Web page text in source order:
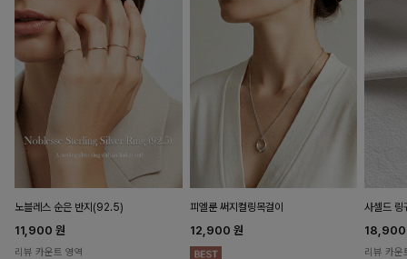
노블레스 순은 반지(92.5)
11,900 원
리뷰 카운트 영역
피엘룬 써지컬링목걸이
12,900 원
사셀드 링
리뷰 카운